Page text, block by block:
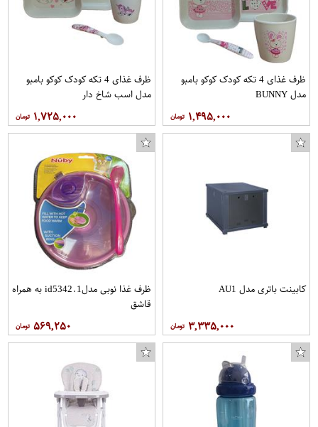
ظرف غذای 4 تکه کودک کوکو بامبو
مدل BUNNY
۱,۴۹۵,۰۰۰
ظرف غذای 4 تکه کودک کوکو بامبو
مدل اسب شاخ دار
۱,۷۲۵,۰۰۰
کابینت باتری مدل AU1
۳,۳۳۵,۰۰۰
ظرف غذا نوبی مدلid5342.1 به همراه
قاشق
۵۶۹,۲۵۰